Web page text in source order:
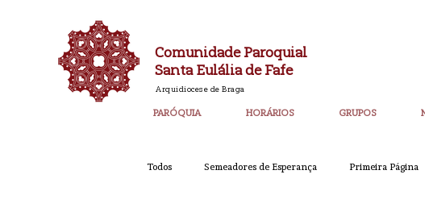
Comunidade Paroquial
Santa Eulália de Fafe
Arquidiocese de Braga
PARÓQUIA HORÁRIOS GRUPOS
Todos Semeadores de Esperança Primeira Página